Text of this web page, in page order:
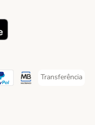
Method
MethodMethod
Payment Method
Multibanco Payment
Transferência
Transferência